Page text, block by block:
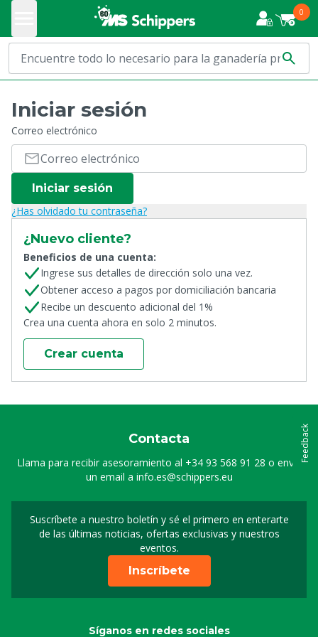
0
Iniciar sesión
Correo electrónico
Iniciar sesión
¿Has olvidado tu contraseña?
¿Nuevo cliente?
Beneficios de una cuenta:
Ingrese sus detalles de dirección solo una vez.
Obtener acceso a pagos por domiciliación bancaria
Recibe un descuento adicional del 1%
Crea una cuenta ahora en solo 2 minutos.
Crear cuenta
Contacta
Llama para recibir asesoramiento al +34 93 568 91 28 o envía
un email a info.es@schippers.eu
Suscríbete a nuestro boletín y sé el primero en enterarte
de las últimas noticias, ofertas exclusivas y nuestros
eventos.
Suscripción a nuestro
Inscríbete
Síganos en redes sociales
Feedback